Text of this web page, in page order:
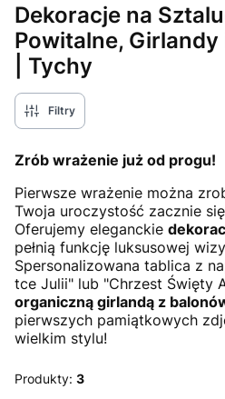
Dekoracje na
Powitalne,
| Tychy
Filtry
Zrób wrażenie już od progu!
Pierwsze wrażenie można
Twoja uroczystość zacznie
Oferujemy eleganckie
pełnią funkcję luksusowej
Spersonalizowana tablica z
tce Julii" lub "Chrzest Święty
organiczną girlandą z
pierwszych pamiątkowych
wielkim stylu!
Produkty: 3